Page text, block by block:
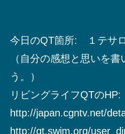
今日のQT箇所: １テサ
（自分の感想と思いを
う。）
リビングライフQTのHP:
http://japan.cgntv.net/
http://qt.swim.org/